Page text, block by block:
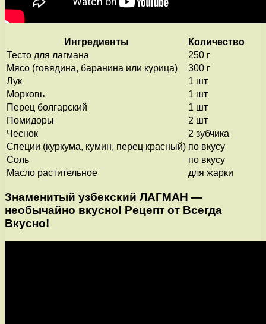
Ингредиенты
Количество
Тесто для лагмана
250 г
Мясо (говядина, баранина или курица)
300 г
Лук
1 шт
Морковь
1 шт
Перец болгарский
1 шт
Помидоры
2 шт
Чеснок
2 зубчика
Специи (куркума, кумин, перец красный) по вкусу
Соль
по вкусу
Масло растительное
для жарки
Знаменитый узбекский ЛАГМАН —
необычайно вкусно! Рецепт от Всегда
Вкусно!